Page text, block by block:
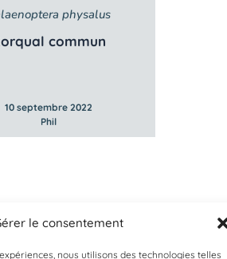
le consentement
nous utilisons des technologies telles
physalus
commun
10 septembre 2022
Phil